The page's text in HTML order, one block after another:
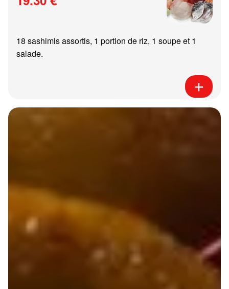
18 sashimis assortis, 1 portion de riz, 1 soupe et 1
salade.